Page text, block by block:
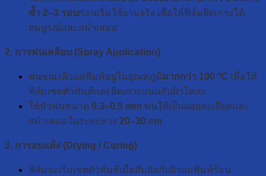
ซ้ำ 2–3 รอบก่อนเริ่มใช้งานจริง เพื่อให้ฟิล์มยึดเกาะได้
สมบูรณ์และสม่ำเสมอ
2. การพ่นเคลือบ (Spray Application)
พ่นขณะผิวแม่พิมพ์อยู่ในอุณหภูมิมากกว่า 100 °C เพื่อให้
ฟิล์มเซตตัวทันทีและยึดเกาะแน่นกับผิวโลหะ
ใช้หัวพ่นขนาด 0.3–0.5 mm พ่นให้เป็นฝอยละเอียดและ
สม่ำเสมอในระยะห่าง 20–30 cm
3. การอบแห้ง (Drying / Curing)
ฟิล์มจะเริ่มเซตตัวทันทีเมื่อสัมผัสกับผิวแม่พิมพ์ร้อน